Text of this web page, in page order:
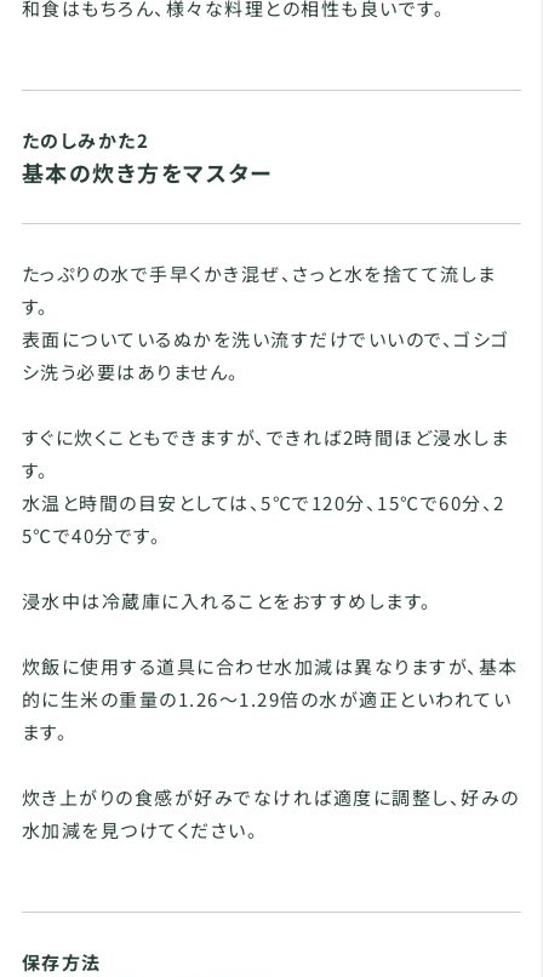
和食はもちろん、様々な料理との相性も良いです。
たのしみかた2
基本の炊き方をマスター
たっぷりの水で手早くかき混ぜ、さっと水を捨てて流しま
す。
表面についているぬかを洗い流すだけでいいので、ゴシゴ
シ洗う必要はありません。
すぐに炊くこともできますが、できれば2時間ほど浸水しま
す。
水温と時間の目安としては、5℃で120分、15℃で60分、2
5℃で40分です。
浸水中は冷蔵庫に入れることをおすすめします。
炊飯に使用する道具に合わせ水加減は異なりますが、基本
的に生米の重量の1.26～1.29倍の水が適正といわれてい
ます。
炊き上がりの食感が好みでなければ適度に調整し、好みの
水加減を見つけてください。
保存方法